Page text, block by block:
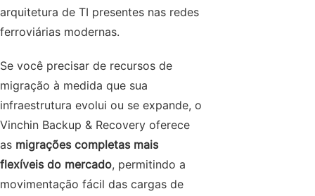
arquitetura de TI presentes nas redes
ferroviárias modernas.
Se você precisar de recursos de
migração à medida que sua
infraestrutura evolui ou se expande, o
Vinchin Backup & Recovery oferece
as migrações completas mais
flexíveis do mercado, permitindo a
movimentação fácil das cargas de